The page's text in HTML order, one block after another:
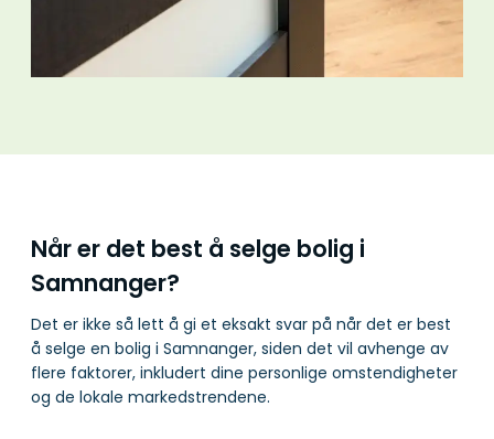
Når er det best å selge bolig i
Samnanger?
Det er ikke så lett å gi et eksakt svar på når det er best
å selge en bolig i Samnanger, siden det vil avhenge av
flere faktorer, inkludert dine personlige omstendigheter
og de lokale markedstrendene.